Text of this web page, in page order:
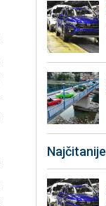
Najčitanije